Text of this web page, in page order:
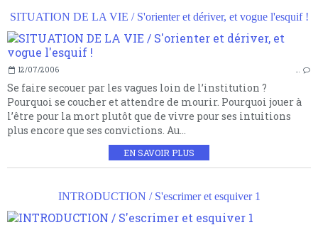
SITUATION DE LA VIE / S'orienter et dériver, et vogue l'esquif !
12/07/2006 …
Se faire secouer par les vagues loin de l’institution ?
Pourquoi se coucher et attendre de mourir. Pourquoi jouer à
l’être pour la mort plutôt que de vivre pour ses intuitions
plus encore que ses convictions. Au...
EN SAVOIR PLUS
INTRODUCTION / S'escrimer et esquiver 1